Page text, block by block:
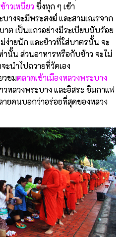
าวเหนียวซึ่งทุก ๆ เช้า
างจะมีพระสงฆ์ และสามเณรจาก
ต เป็นแถวอย่างมีระเบียบนับร้อย
ง่ายนัก และข้าวที่ใส่บาตรนั้น จะ
านั้น ส่วนอาหารหรือกับข้าว จะไม่
ะนำไปถวายที่วัดเอง
มตลาดเช้าเมืองหลวงพระบาง
หลวงพระบาง และอิสระ ชิมกาแฟ
ยคนบอกว่าอร่อยที่สุดของหลวง